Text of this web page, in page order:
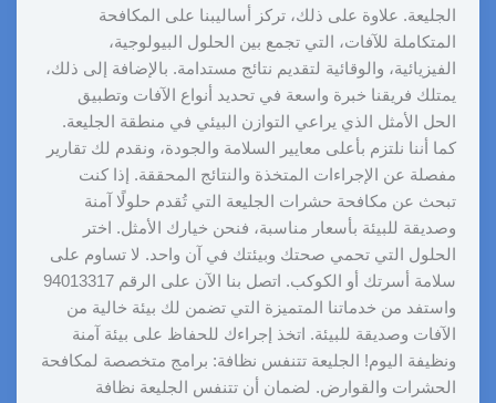
الجليعة. علاوة على ذلك، تركز أساليبنا على المكافحة
المتكاملة للآفات، التي تجمع بين الحلول البيولوجية،
الفيزيائية، والوقائية لتقديم نتائج مستدامة. بالإضافة إلى ذلك،
يمتلك فريقنا خبرة واسعة في تحديد أنواع الآفات وتطبيق
الحل الأمثل الذي يراعي التوازن البيئي في منطقة الجليعة.
كما أننا نلتزم بأعلى معايير السلامة والجودة، ونقدم لك تقارير
مفصلة عن الإجراءات المتخذة والنتائج المحققة. إذا كنت
تبحث عن مكافحة حشرات الجليعة التي تُقدم حلولًا آمنة
وصديقة للبيئة بأسعار مناسبة، فنحن خيارك الأمثل. اختر
الحلول التي تحمي صحتك وبيئتك في آن واحد. لا تساوم على
سلامة أسرتك أو الكوكب. اتصل بنا الآن على الرقم 94013317
واستفد من خدماتنا المتميزة التي تضمن لك بيئة خالية من
الآفات وصديقة للبيئة. اتخذ إجراءك للحفاظ على بيئة آمنة
ونظيفة اليوم! الجليعة تتنفس نظافة: برامج متخصصة لمكافحة
الحشرات والقوارض. لضمان أن تتنفس الجليعة نظافة